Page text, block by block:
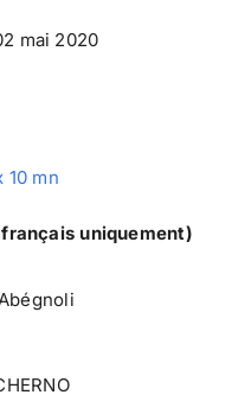
mai 2020
10 mn
uniquement)